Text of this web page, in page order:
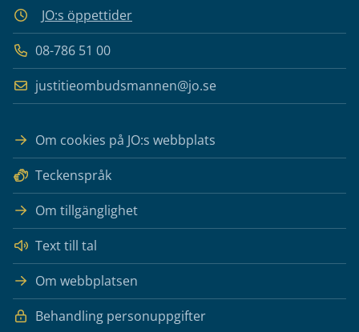
JO:s öppettider
08-786 51 00
justitieombudsmannen@jo.se
Om cookies på JO:s webbplats
Teckenspråk
Om tillgänglighet
Text till tal
Om webbplatsen
Behandling personuppgifter